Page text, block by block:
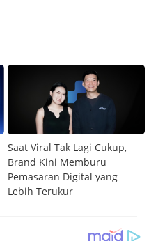
Saat Viral Tak Lagi Cukup,
Brand Kini Memburu
Pemasaran Digital yang
Lebih Terukur